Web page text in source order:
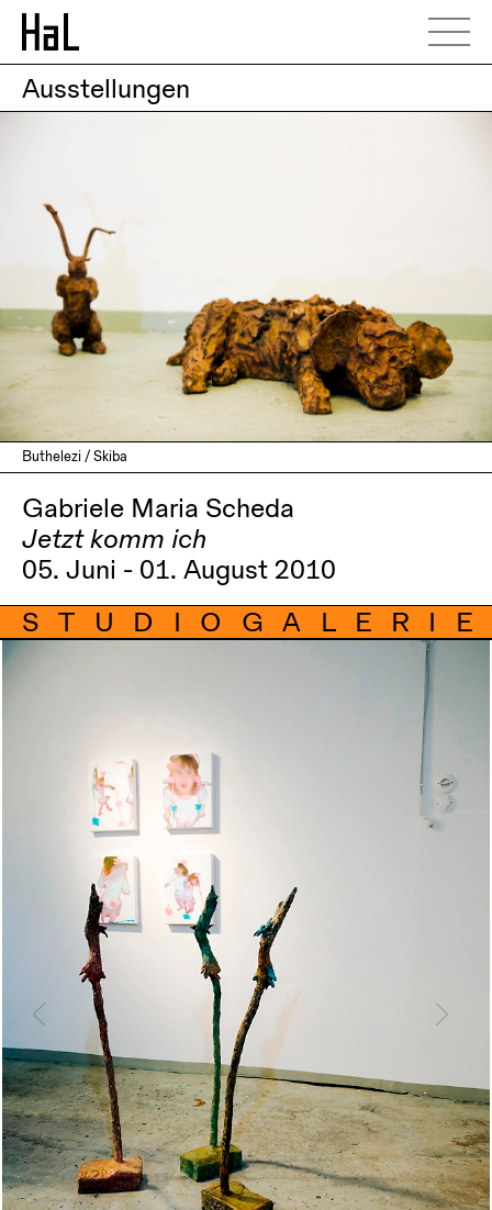
Ausstellungen
Buthelezi / Skiba
Gabriele Maria Scheda
Jetzt komm ich
05. Juni - 01. August 2010
STUDIOGALERIE